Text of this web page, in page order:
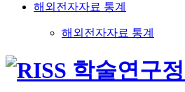
해외전자자료 통계
해외전자자료 통계